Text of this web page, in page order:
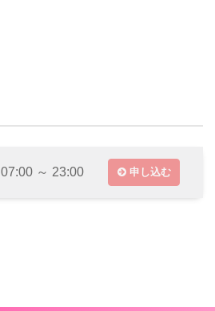
07:00 ～ 23:00 申し込む